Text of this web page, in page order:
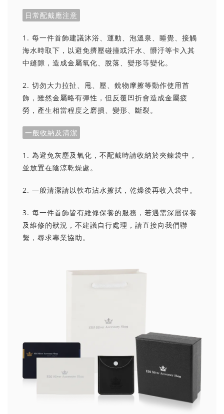
日常配戴應注意
1. 每一件首飾建議沐浴、運動、泡溫泉、睡覺、接觸
海水時取下，以避免擠壓碰撞或汗水、髒汙等卡入其
中縫隙，造成金屬氧化、脫落、變形等變化。
2. 切勿大力拉扯、甩、壓、銳物摩擦等動作使用首
飾，雖然金屬略有彈性，但反覆凹折會造成金屬疲
勞，產生相當程度之磨損、變形、斷裂。
一般收納及清潔
1. 為避免灰塵及氧化，不配戴時請收納於夾鍊袋中，
並放置在陰涼乾燥處。
2. 一般清潔請以軟布沾水擦拭，乾燥後再收入袋中。
3. 每一件首飾皆有維修保養的服務，若遇需深層保養
及維修的狀況，不建議自行處理，請直接向我們聯
繫，尋求專業協助。